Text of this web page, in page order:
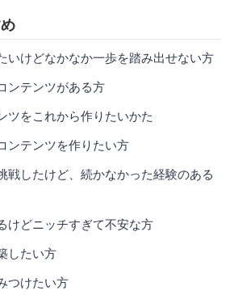
いけどなかなか一歩を踏み出せない方
ンテンツがある方
ツをこれから作りたいかた
ンテンツを作りたい方
したけど、続かなかった経験のある
けどニッチすぎて不安な方
したい方
つけたい方